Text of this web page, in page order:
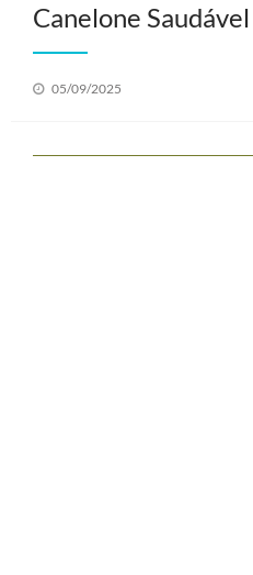
Canelone
Posted
05/09/2025